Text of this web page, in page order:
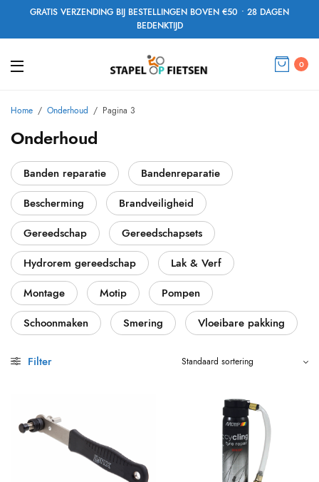
GRATIS VERZENDING BIJ BESTELLINGEN BOVEN €50 • 28 DAGEN
BEDENKTIJD
0
Home / Onderhoud / Pagina 3
Onderhoud
Banden reparatie
Bandenreparatie
Bescherming
Brandveiligheid
Gereedschap
Gereedschapsets
Hydrorem gereedschap
Lak & Verf
Montage
Motip
Pompen
Schoonmaken
Smering Vloeibare pakking
Filter